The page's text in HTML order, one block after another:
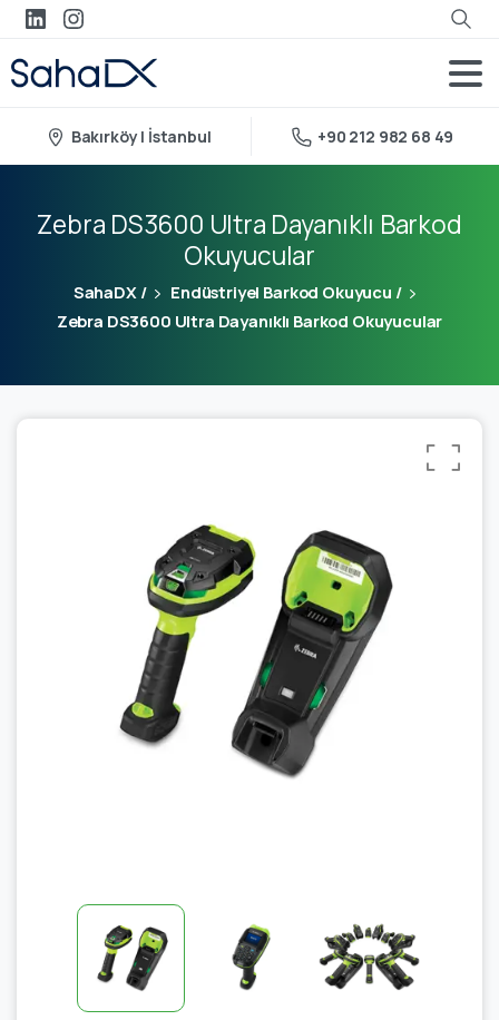
Bakırköy | İstanbul +90 212 982 68 49
Zebra DS3600 Ultra Dayanıklı Barkod
Okuyucular
SahaDX/ Endüstriyel Barkod Okuyucu /
Zebra DS3600 Ultra Dayanıklı Barkod Okuyucular